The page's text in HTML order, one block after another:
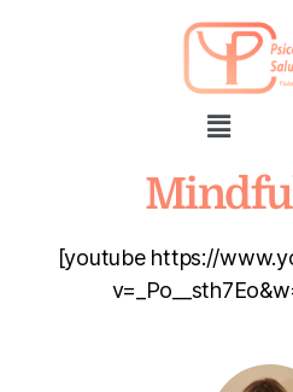
[youtube https://